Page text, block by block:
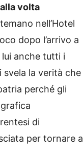
volta
nell’Hotel
dopo l’arrivo a
lui anche tutti i
svela la verità che
perché gli
di
per tornare a